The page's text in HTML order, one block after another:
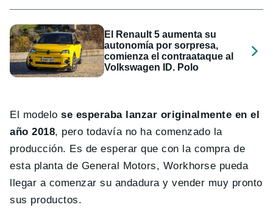
El Renault 5 aumenta su
autonomía por sorpresa,
comienza el contraataque al
Volkswagen ID. Polo
El modelose esperaba lanzar originalmente en el
año 2018, pero todavía no ha comenzado la
producción. Es de esperar que con la compra de
esta planta de General Motors, Workhorse pueda
llegar a comenzar su andadura y vender muy pronto
sus productos.